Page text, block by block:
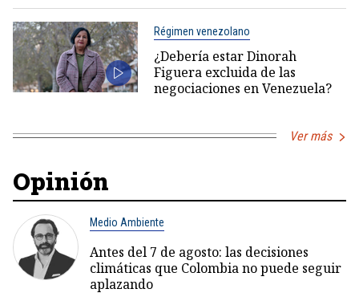
Régimen venezolano
¿Debería estar Dinorah
Figuera excluida de las
negociaciones en Venezuela?
Ver más
Opinión
Medio Ambiente
Antes del 7 de agosto: las decisiones
climáticas que Colombia no puede seguir
aplazando